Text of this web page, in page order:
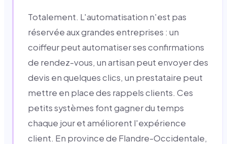
Totalement. L'automatisation n'est pas
réservée aux grandes entreprises : un
coiffeur peut automatiser ses confirmations
de rendez-vous, un artisan peut envoyer des
devis en quelques clics, un prestataire peut
mettre en place des rappels clients. Ces
petits systèmes font gagner du temps
chaque jour et améliorent l'expérience
client. En province de Flandre-Occidentale,